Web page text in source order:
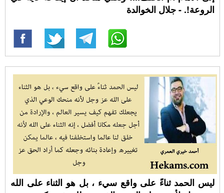
الروعة!. - جلال الخوالدة
ليس الحمد ثناءً على واقع سيء ، بل هو الثناء على الله